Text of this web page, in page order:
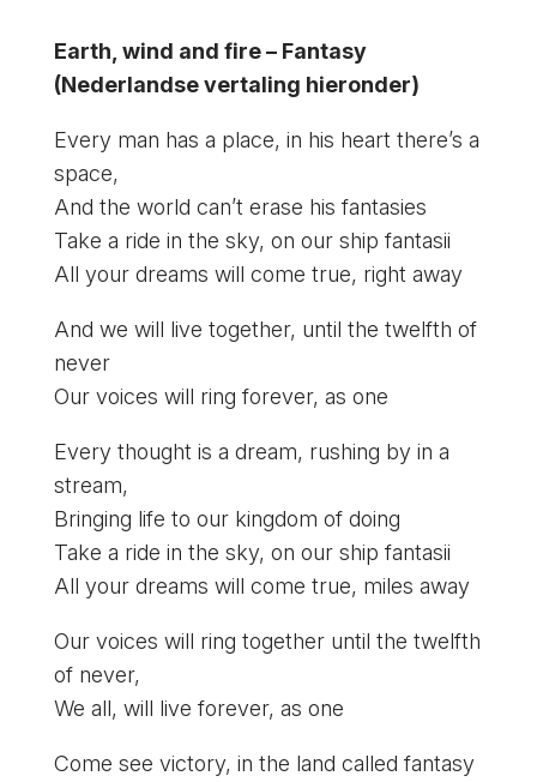
Earth, wind and fire – Fantasy
(Nederlandse vertaling hieronder)
Every man has a place, in his heart there’s a
space,
And the world can’t erase his fantasies
Take a ride in the sky, on our ship fantasii
All your dreams will come true, right away
And we will live together, until the twelfth of
never
Our voices will ring forever, as one
Every thought is a dream, rushing by in a
stream,
Bringing life to our kingdom of doing
Take a ride in the sky, on our ship fantasii
All your dreams will come true, miles away
Our voices will ring together until the twelfth
of never,
We all, will live forever, as one
Come see victory, in the land called fantasy